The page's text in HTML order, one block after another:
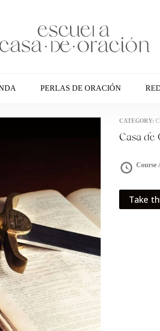
PERLAS DE ORACIÓN
CATEGORY:
Casa
Course
Take